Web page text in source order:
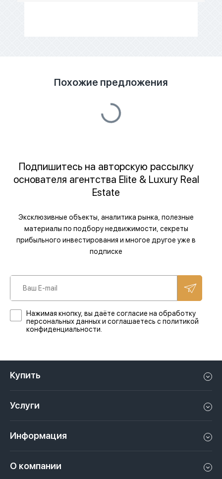
Похожие предложения
Подпишитесь на авторскую рассылку
основателя агентства Elite & Luxury Real
Estate
Эксклюзивные объекты, аналитика рынка, полезные
материалы по подбору недвижимости, секреты
прибыльного инвестирования и многое другое уже в
подписке
Нажимая кнопку, вы даёте согласие на обработку
персональных данных и соглашаетесь с политикой
конфиденциальности.
Купить
Апартаменты в Дубае
Пентхаус в Дубае
Услуги
Сдать недвижимость в Дубае, ОАЭ
Информация
О компании